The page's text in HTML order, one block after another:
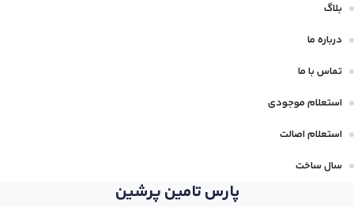
بلاگ
درباره ما
تماس با ما
استعلام موجودی
استعلام اصالت
سال ساخت
پارس تامین پرشین